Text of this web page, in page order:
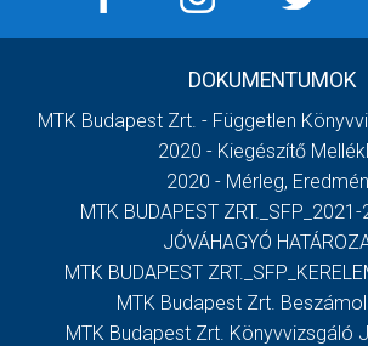
DOKUMENTUMOK
MTK Budapest Zrt. - Független
2020 - Kiegészítő
2020 - Mérleg,
MTK BUDAPEST
JÓVÁHAGYÓ
MTK BUDAPEST
MTK Budapest Zrt.
MTK Budapest Zrt. Könyvvizsgáló